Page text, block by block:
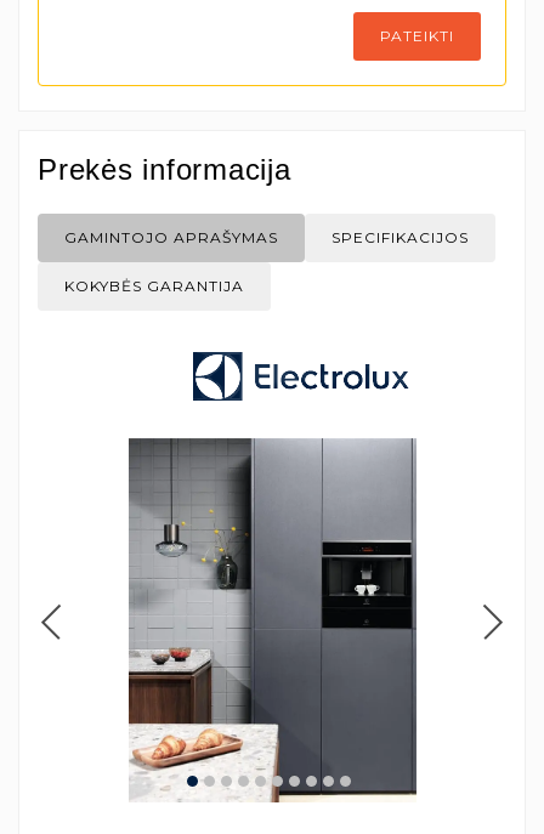
PATEIKTI
Prekės informacija
GAMINTOJO APRAŠYMAS SPECIFIKACIJOS
KOKYBĖS GARANTIJA